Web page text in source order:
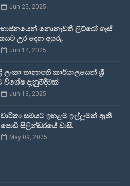
Jun 25, 2025
නොනැවතී ලිට්රෝ ගෑස්
උර දෙන අයුරු.
Jun 14, 2025
ලංකා තානාපති කාර්යාලයෙන් ශ්‍රී
විශේෂ දැනුම්දීමක්
Jun 13, 2025
සමයට ඉහළම ඉල්ලුමක් ඇති
සිලින්ඩරයේ වාසී.
May 09, 2025